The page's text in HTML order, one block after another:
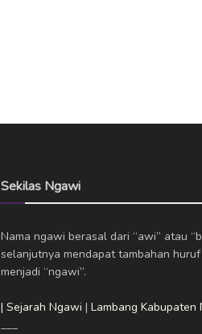
Sekilas Ngawi
Nama ngawi berasal dari “awi” atau
selanjutnya mendapat tambahan huruf
menjadi “ngawi”.
| Sejarah Ngawi | Lambang Kabupaten
___